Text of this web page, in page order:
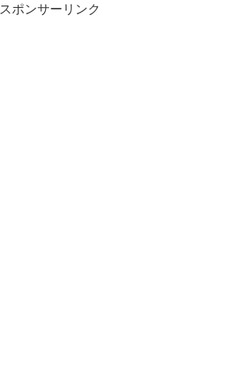
スポンサーリンク